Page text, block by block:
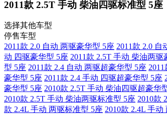
2011款 2.5T 手动 柴油四驱标准型 5座
选择其他车型
停售车型
2011款 2.0 自动 两驱豪华型 5座 2011款 2.0 自
动 四驱豪华型 5座 2011款 2.5T 手动 柴油两驱
型 5座 2011款 2.4 自动 两驱超豪华型 5座
豪华型 5座 2011款 2.4 手动 四驱超豪华型 5座
豪华型 5座 2010款 2.5T 手动 柴油四驱超豪华
2010款 2.5T 手动 柴油两驱标准型 5座 2010款
款 2.4L 手动 两驱标准型 5座 2010款 2.4L 手